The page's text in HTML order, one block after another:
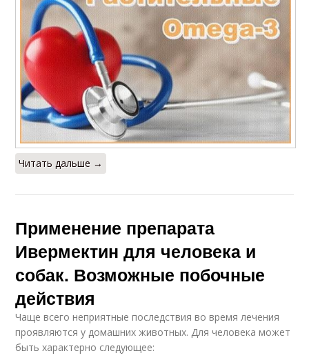
Читать дальше →
Применение препарата
Ивермектин для человека и
собак. Возможные побочные
действия
Чаще всего неприятные последствия во время лечения
проявляются у домашних животных. Для человека может
быть характерно следующее: